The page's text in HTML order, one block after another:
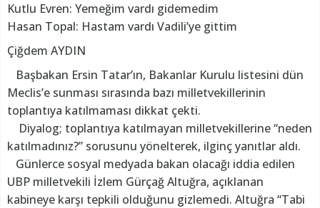
Kutlu Evren: Yemeğim vardı gidemedim
Hasan Topal: Hastam vardı Vadili’ye gittim
Çiğdem AYDIN
Başbakan Ersin Tatar’ın, Bakanlar Kurulu listesini dün
Meclis’e sunması sırasında bazı milletvekillerinin
toplantıya katılmaması dikkat çekti.
Diyalog; toplantıya katılmayan milletvekillerine “neden
katılmadınız?” sorusunu yönelterek, ilginç yanıtlar aldı.
Günlerce sosyal medyada bakan olacağı iddia edilen
UBP milletvekili İzlem Gürçağ Altuğra, açıklanan
kabineye karşı tepkili olduğunu gizlemedi. Altuğra “Tabi